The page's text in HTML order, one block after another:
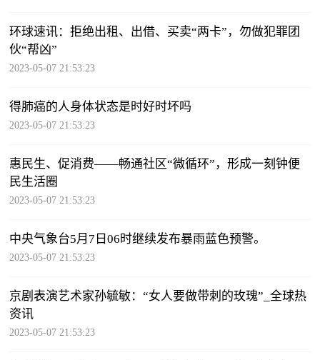
环球速讯：拒绝出租、出借、买卖“两卡”，勿做犯罪团
伙“帮凶”
2023-05-07 21:53:23
得肺癌的人身体状态是时好时坏吗
2023-05-07 21:53:23
惠民生、促消费——畅通社区“微循环”，形成一刻钟便
民生活圈
2023-05-07 21:53:23
中央气象台5月7日06时继续发布暴雨蓝色预警。
2023-05-07 21:53:23
京剧表演艺术家孙毓敏：“女人要做带刺的玫瑰”_全球热
资讯
2023-05-07 21:53:23